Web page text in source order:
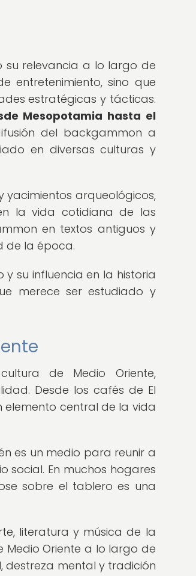
su relevancia a lo largo de
entretenimiento, sino que
estratégicas y tácticas.
Mesopotamia hasta el
del backgammon a
en diversas culturas y
yacimientos arqueológicos,
la vida cotidiana de las
en textos antiguos y
de la época.
su influencia en la historia
merece ser estudiado y
de Medio Oriente,
Desde los cafés de El
elemento central de la vida
es un medio para reunir a
En muchos hogares
sobre el tablero es una
literatura y música de la
Oriente a lo largo de
destreza mental y tradición